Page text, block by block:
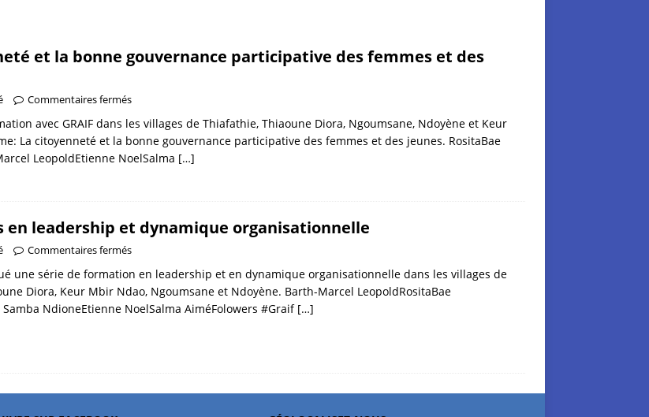
et la bonne gouvernance participative des femmes et des
Commentaires fermés
avec GRAIF dans les villages de Thiafathie, Thiaoune Diora, Ngoumsane, Ndoyène et Keur
La citoyenneté et la bonne gouvernance participative des femmes et des jeunes. RositaBae
LeopoldEtienne NoelSalma […]
en leadership et dynamique organisationnelle
Commentaires fermés
une série de formation en leadership et en dynamique organisationnelle dans les villages de
Diora, Keur Mbir Ndao, Ngoumsane et Ndoyène. Barth-Marcel LeopoldRositaBae
NdioneEtienne NoelSalma AiméFolowers #Graif […]